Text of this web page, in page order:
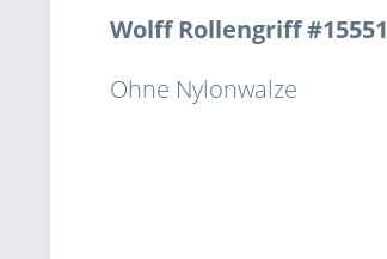
Wolff Rollengriff#15551
Ohne Nylonwalze